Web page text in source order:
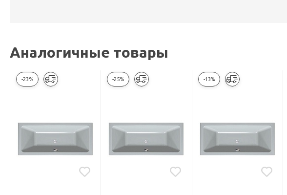
Аналогичные товары
-23% -25% -13%